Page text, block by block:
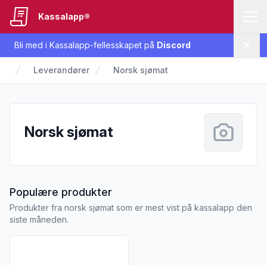
Bli med i Kassalapp-fellesskapet på Discord
Kassalapp®
Leverandører Norsk sjømat
Norsk sjømat
Populære produkterfra Norsk sjømat
Produkter fra norsk sjømat som er mest vist på kassalapp den
siste måneden.